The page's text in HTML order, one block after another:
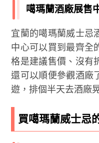
噶瑪蘭酒廠展售
宜蘭的噶瑪蘭威士忌
中心可以買到最齊全
格是建議售價、沒有
還可以順便參觀酒廠
遊，排個半天去酒廠
買噶瑪蘭威士忌